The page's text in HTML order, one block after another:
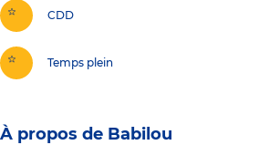
CDD
Temps plein
À propos de Babilou